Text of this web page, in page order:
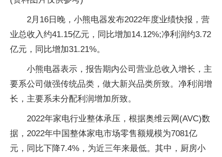
2月16日晚，小熊电器发布2022年度业绩快报，营
业总收入约41.15亿元，同比增加14.12%;净利润约3.72
亿元，同比增加31.21%。
小熊电器表示，报告期内公司营业总收入增长，主
要系公司做强传统品类，做大新兴品类所致。净利润增
长，主要系未分配利润增加所致。
2022年家电行业整体承压，根据奥维云网(AVC)数
据，2022年中国整体家电市场零售额规模为7081亿
元，同比下降7.4%，为近三年来最低。其中，厨房小